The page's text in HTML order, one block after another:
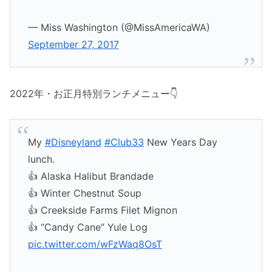
— Miss Washington (@MissAmericaWA)
September 27, 2017
2022年・お正月特別ランチメニュー👇
My #Disneyland #Club33 New Years Day
lunch.
👍 Alaska Halibut Brandade
👍 Winter Chestnut Soup
👍 Creekside Farms Filet Mignon
👍 “Candy Cane” Yule Log
pic.twitter.com/wFzWaq8OsT